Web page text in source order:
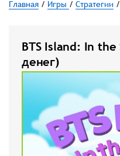
Главная / Игры / Стратегии
BTS Island: In
денег)